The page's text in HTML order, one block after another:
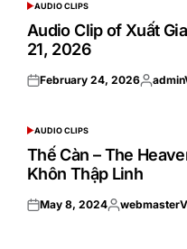
POSTED
IN
AUDIO CLIPS
Audio Clip of Xuất
21, 2026
Posted
February 24, 2026Posted
POSTED
IN
AUDIO CLIPS
Thế Càn – The
Khôn Thập Linh
Posted
May 8, 2024Posted